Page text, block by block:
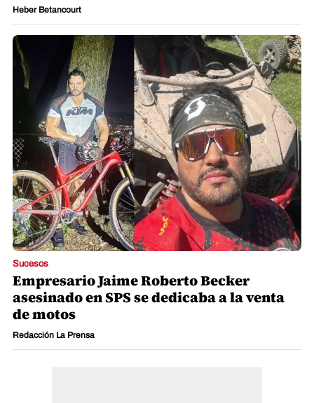
Heber Betancourt
Sucesos
Empresario Jaime Roberto Becker
asesinado en SPS se dedicaba a la venta
de motos
Redacción La Prensa